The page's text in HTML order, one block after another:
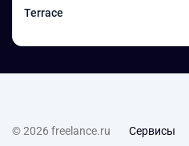
Terrace
© 2026 freelance.ru Сервисы